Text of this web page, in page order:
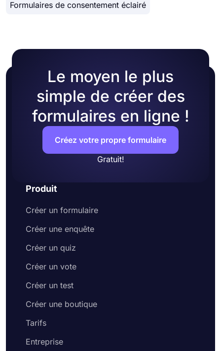
Formulaires de consentement éclairé
Le moyen le plus
simple de créer des
formulaires en ligne !
Créez votre propre formulaire
Gratuit!
Produit
Créer un formulaire
Créer une enquête
Créer un quiz
Créer un vote
Créer un test
Créer une boutique
Tarifs
Entreprise